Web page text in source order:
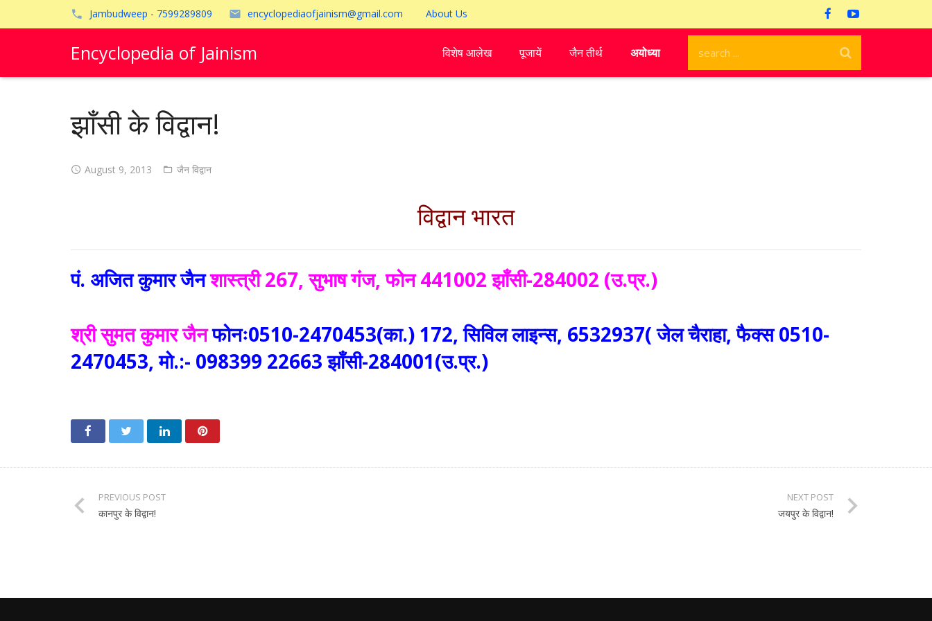
Jambudweep - 7599289809 encyclopediaofjainism@gmail.com About Us
Encyclopedia of Jainism विशेष आलेख पूजायें जैन तीर्थ अयोध्या
झाँसी के विद्वान!
August 9, 2013 जैन विद्वान
विद्वान भारत
पं. अजित कुमार जैनशास्त्री 267, सुभाष गंज, फोन 441002 झाँसी-284002 (उ.प्र.)
श्री सुमत कुमार जैनफोनः0510-2470453(का.) 172, सिविल लाइन्स, 6532937( जेल चैराहा, फैक्स 0510-
2470453, मो.:- 098399 22663 झाँसी-284001(उ.प्र.)
PREVIOUS POST
कानपुर के विद्वान!
NEXT POST
जयपुर के विद्वान!